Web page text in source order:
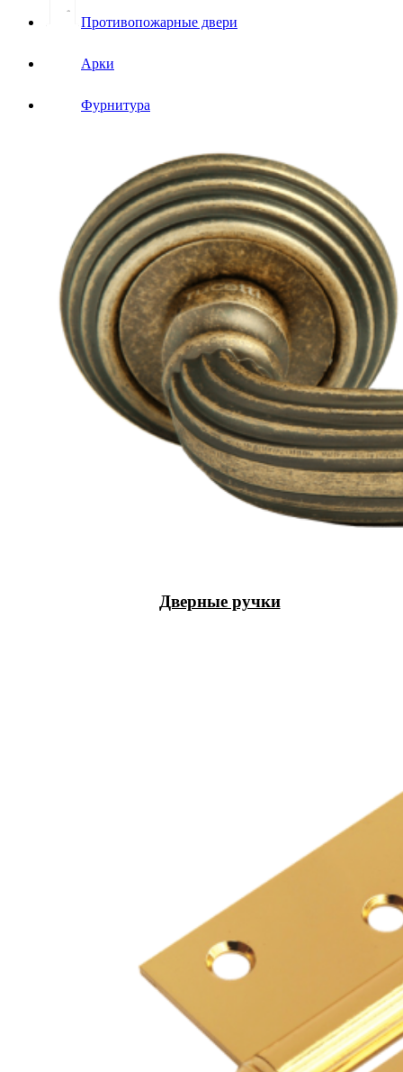
Противопожарные двери
Арки
Фурнитура
Дверные ручки